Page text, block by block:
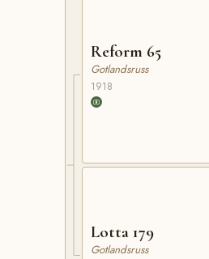
Reform 65
Gotlandsruss
1918
Lotta 179
Gotlandsruss